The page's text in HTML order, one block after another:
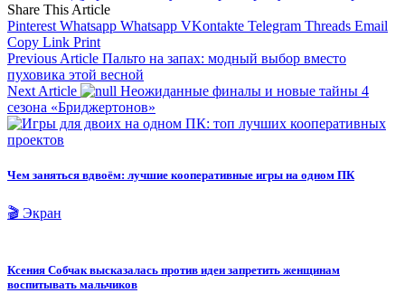
Share This Article
Pinterest Whatsapp Whatsapp VKontakte Telegram Threads Email
Copy Link Print
Previous Article Пальто на запах: модный выбор вместо
пуховика этой весной
Next Article
Неожиданные финалы и новые тайны 4
сезона «Бриджертонов»
Чем заняться вдвоём: лучшие кооперативные игры на одном ПК
🎬 Экран
Ксения Собчак высказалась против идеи запретить женщинам
воспитывать мальчиков